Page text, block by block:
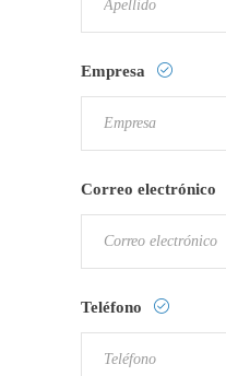
Empresa
Correo electrónico
Teléfono